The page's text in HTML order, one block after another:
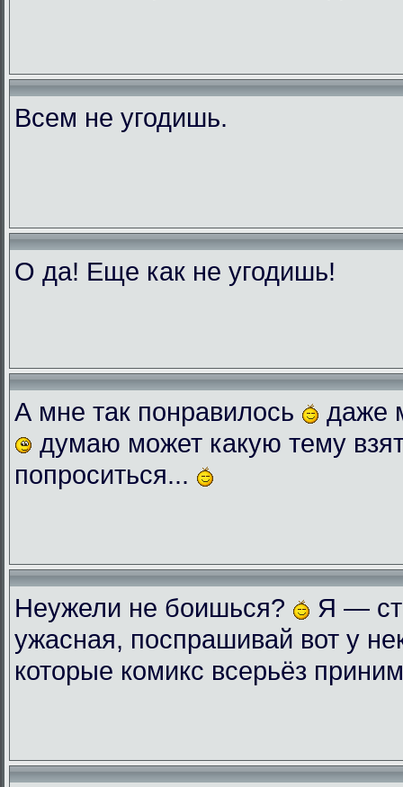
Всем не угодишь.
О да! Еще как не угодишь!
А мне так понравилось
даже
думаю может какую тему
попроситься...
Неужели не боишься?
Я —
ужасная, поспрашивай вот у
которые комикс всерьёз